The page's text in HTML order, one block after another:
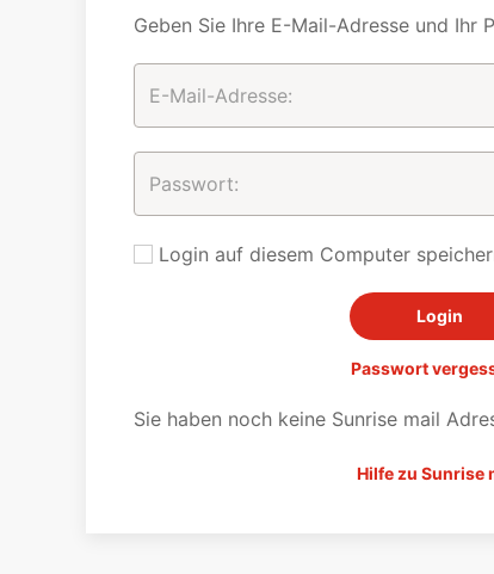
Geben Sie Ihre E-Mail-Adresse und Ihr
Login auf diesem Computer
Passwort
Sie haben noch keine Sunrise mail
Hilfe zu Sunrise